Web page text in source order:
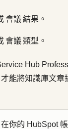
會議 結果。
會議 類型。
Hub
能將知識庫文章
你的 HubSpot